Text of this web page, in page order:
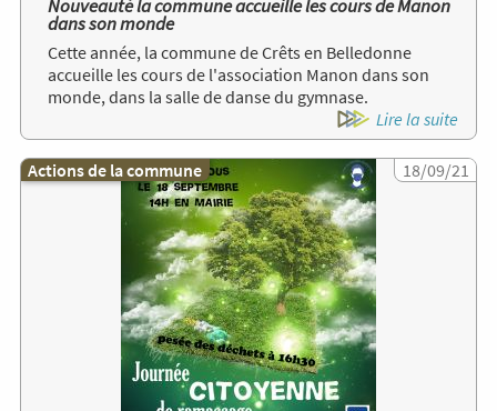
Nouveauté la commune accueille les cours de Manon
dans son monde
Cette année, la commune de Crêts en Belledonne
accueille les cours de l'association Manon dans son
monde, dans la salle de danse du gymnase.
Lire la suite
Image
Actions de la commune 18/09/21